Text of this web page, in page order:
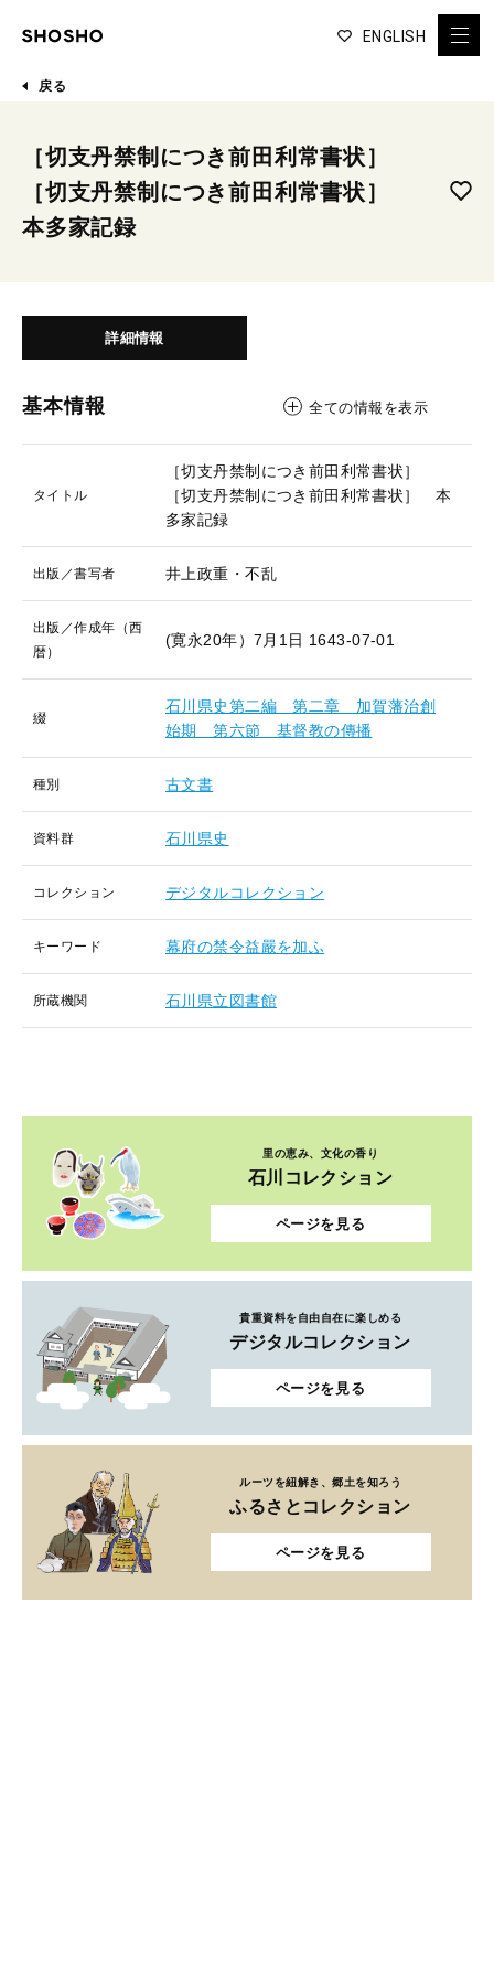
ENGLISH
戻る
［切支丹禁制につき前田利常書状］
［切支丹禁制につき前田利常書状］
本多家記録
詳細情報
基本情報 全ての情報を表示
タイトル
［切支丹禁制につき前田利常書状］
［切支丹禁制につき前田利常書状］ 本
多家記録
出版／書写者 井上政重・不乱
出版／作成年（西
暦）
(寛永20年）7月1日 1643-07-01
綴
石川県史第二編 第二章 加賀藩治創
始期 第六節 基督教の傳播
種別 古文書
資料群 石川県史
コレクション デジタルコレクション
キーワード 幕府の禁令益嚴を加ふ
所蔵機関 石川県立図書館
里の恵み、文化の香り
石川コレクション
ページを見る
貴重資料を自由自在に楽しめる
デジタルコレクション
ページを見る
ルーツを紐解き、郷土を知ろう
ふるさとコレクション
ページを見る